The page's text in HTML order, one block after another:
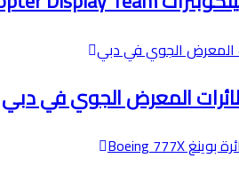
المعرض الجوي في دبي